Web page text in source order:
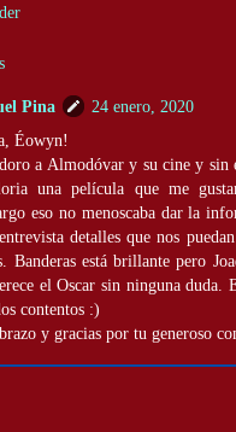
Pina
24 enero, 2020
Éowyn!
a Almodóvar y su cine y sin
una película que me
eso no menoscaba dar la
detalles que nos
Banderas está brillante pero
el Oscar sin ninguna duda.
contentos :)
y gracias por tu generoso